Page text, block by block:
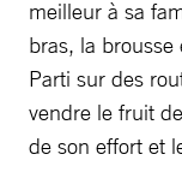
meilleur à sa
bras, la
Parti sur des
vendre le fruit
de son effort et